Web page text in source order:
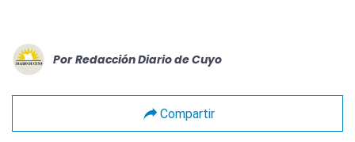
Por Redacción Diario de Cuyo
Compartir